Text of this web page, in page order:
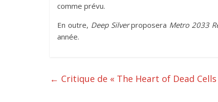
comme prévu.
En outre, Deep Silverproposera Metro 2033
année.
← Critique de « The Heart of Dead